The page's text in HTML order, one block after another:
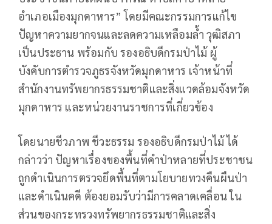
อำเภอเมืองมุกดาหาร” โดยมีคณะกรรมการแก้ไข
ปัญหาความยากจนและลดความเหลือมล้ำ วุฒิสภา
เป็นประธาน พร้อมกับ รองอธิบดีกรมป่าไม้ ผู้
บังคับการตำรวจภูธรจังหวัดมุกดาหาร เจ้าหน้าที่
สำนักงานทรัพยากรธรรมชาติและสิ่งแวดล้อมจังหวัด
มุกดาหาร และหน่วยงานราชการที่เกี่ยวข้อง
โดยนายชีวภาพ ชีวะธรรม รองอธิบดีกรมป่าไม้ ได้
กล่าวว่า ปัญหาเรื่องของพื้นที่คำป่าหลายที่ประชาชน
ถูกดำเนินการตรวจยึดพื้นที่ตามโยบายทวงคืนผืนป่า
และดำเนินคดี ต้องยอมรับว่ามีการคลาดเคลื่อน ใน
ส่วนของกระทรวงทรัพยากรธรรมชาติและสิ่ง